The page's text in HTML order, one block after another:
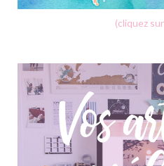
(cliquez